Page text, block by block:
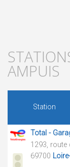
AMPUIS
Station
Total -
1293, route
69700